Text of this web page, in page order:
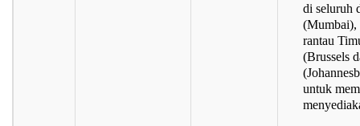
di seluruh
(Mumbai),
rantau
(Brussels
untuk